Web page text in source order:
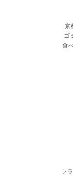
京
ゴ
食
フ